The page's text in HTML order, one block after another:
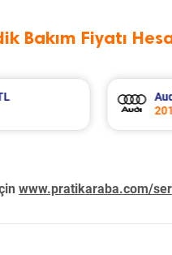
Bakım Fiyatı
TL
www.pratikaraba.com/